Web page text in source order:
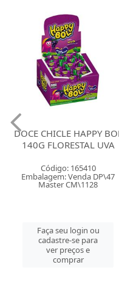
DOCE CHICLE HAPPY
140G FLORESTAL UVA
Código: 165410
Embalagem: Venda DP\47
Master CM\1128
Faça seu login ou
cadastre-se para
ver preços e
comprar